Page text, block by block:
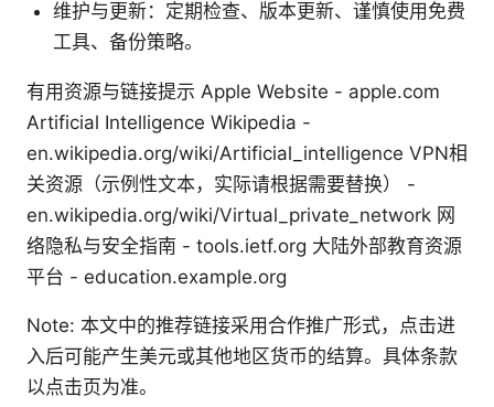
维护与更新：定期检查、版本更新、谨慎使用免费
工具、备份策略。
有用资源与链接提示 Apple Website - apple.com
Artificial Intelligence Wikipedia -
en.wikipedia.org/wiki/Artificial_intelligence VPN相
关资源（示例性文本，实际请根据需要替换） -
en.wikipedia.org/wiki/Virtual_private_network 网
络隐私与安全指南 - tools.ietf.org 大陆外部教育资源
平台 - education.example.org
Note: 本文中的推荐链接采用合作推广形式，点击进
入后可能产生美元或其他地区货币的结算。具体条款
以点击页为准。